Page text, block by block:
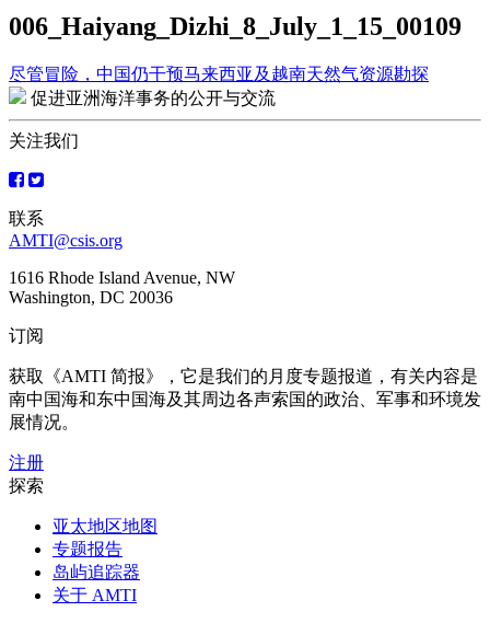
006_Haiyang_Dizhi_8_July_1_15_00109
文
章
导
航
尽管冒险，中国仍干预马来西亚及越南天然气资源勘探
促进亚洲海洋事务的公开与交流
关注我们
联系
AMTI@csis.org
1616 Rhode Island Avenue, NW
Washington, DC 20036
订阅
获取《AMTI 简报》，它是我们的月度专题报道，有关内容是
南中国海和东中国海及其周边各声索国的政治、军事和环境发
展情况。
注册
探索
亚太地区地图
专题报告
岛屿追踪器
关于 AMTI